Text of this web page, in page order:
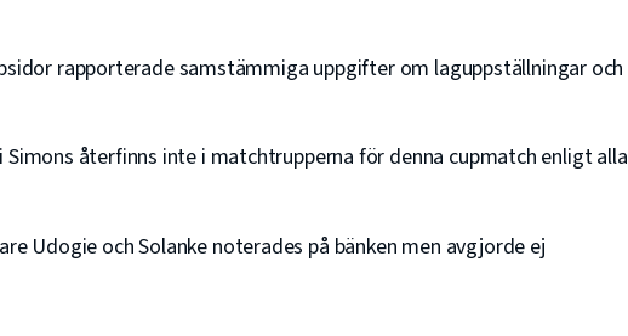
rapporterade samstämmiga uppgifter om laguppställningar och
Simons återfinns inte i matchtrupperna för denna cupmatch enligt alla
Udogie och Solanke noterades på bänken men avgjorde ej